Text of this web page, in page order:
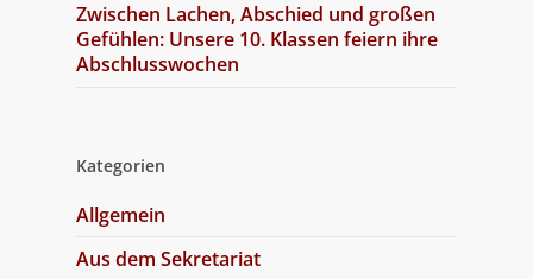
Zwischen Lachen, Abschied und großen
Gefühlen: Unsere 10. Klassen feiern ihre
Abschlusswochen
Kategorien
Allgemein
Aus dem Sekretariat